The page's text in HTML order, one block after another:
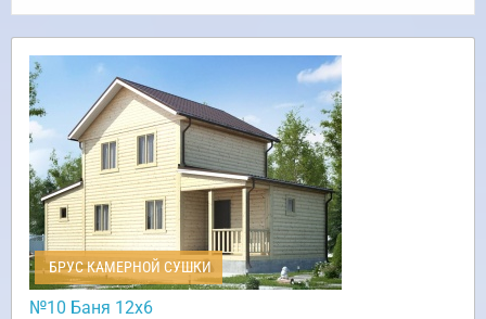
БРУС КАМЕРНОЙ СУШКИ
№10 Баня 12х6